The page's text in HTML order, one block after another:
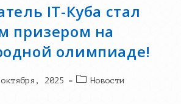
IT-Куба стал
призером на
олимпиаде!
2025
PostНовости